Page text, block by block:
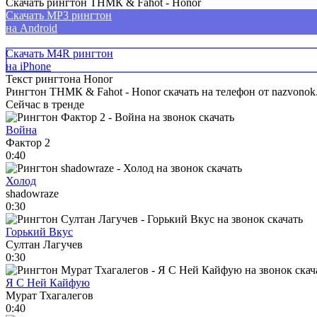
Скачать MP3 рингтон
на Android
Скачать M4R рингтон
на iPhone
Текст рингтона Honor
Рингтон ТНМК & Fahot - Honor скачать на телефон от
Сейчас в тренде
Война
Фактор 2
0:40
Холод
shadowraze
0:30
Горький Вкус
Султан Лагучев
0:30
Я С Ней Кайфую
Мурат Тхагалегов
0:40